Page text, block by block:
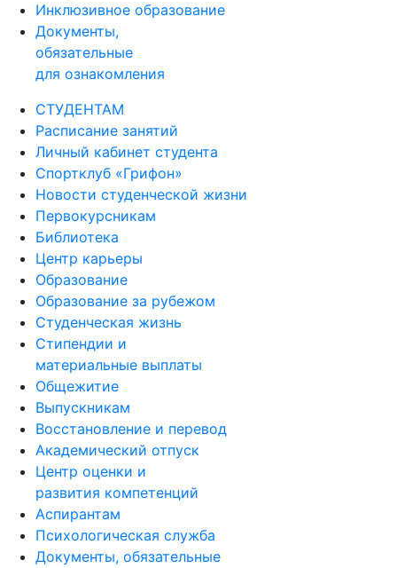
Инклюзивное образование
Документы,
обязательные
для ознакомления
СТУДЕНТАМ
Расписание занятий
Личный кабинет студента
Спортклуб «Грифон»
Новости студенческой жизни
Первокурсникам
Библиотека
Центр карьеры
Образование
Образование за рубежом
Студенческая жизнь
Стипендии и
материальные выплаты
Общежитие
Выпускникам
Восстановление и перевод
Академический отпуск
Центр оценки и
развития компетенций
Аспирантам
Психологическая служба
Документы, обязательные